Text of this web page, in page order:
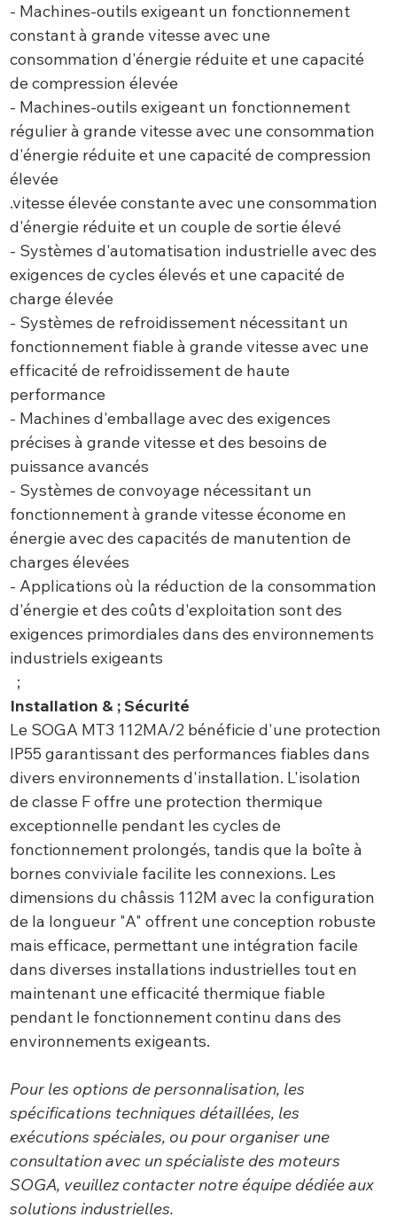
- Machines-outils exigeant un fonctionnement
constant à grande vitesse avec une
consommation d'énergie réduite et une capacité
de compression élevée
- Machines-outils exigeant un fonctionnement
régulier à grande vitesse avec une consommation
d'énergie réduite et une capacité de compression
élevée
.vitesse élevée constante avec une consommation
d'énergie réduite et un couple de sortie élevé
- Systèmes d'automatisation industrielle avec des
exigences de cycles élevés et une capacité de
charge élevée
- Systèmes de refroidissement nécessitant un
fonctionnement fiable à grande vitesse avec une
efficacité de refroidissement de haute
performance
- Machines d'emballage avec des exigences
précises à grande vitesse et des besoins de
puissance avancés
- Systèmes de convoyage nécessitant un
fonctionnement à grande vitesse économe en
énergie avec des capacités de manutention de
charges élevées
- Applications où la réduction de la consommation
d'énergie et des coûts d'exploitation sont des
exigences primordiales dans des environnements
industriels exigeants
;
Installation & ; Sécurité
Le SOGA MT3 112MA/2 bénéficie d'une protection
IP55 garantissant des performances fiables dans
divers environnements d'installation. L'isolation
de classe F offre une protection thermique
exceptionnelle pendant les cycles de
fonctionnement prolongés, tandis que la boîte à
bornes conviviale facilite les connexions. Les
dimensions du châssis 112M avec la configuration
de la longueur "A" offrent une conception robuste
mais efficace, permettant une intégration facile
dans diverses installations industrielles tout en
maintenant une efficacité thermique fiable
pendant le fonctionnement continu dans des
environnements exigeants.
Pour les options de personnalisation, les
spécifications techniques détaillées, les
exécutions spéciales, ou pour organiser une
consultation avec un spécialiste des moteurs
SOGA, veuillez contacter notre équipe dédiée aux
solutions industrielles.